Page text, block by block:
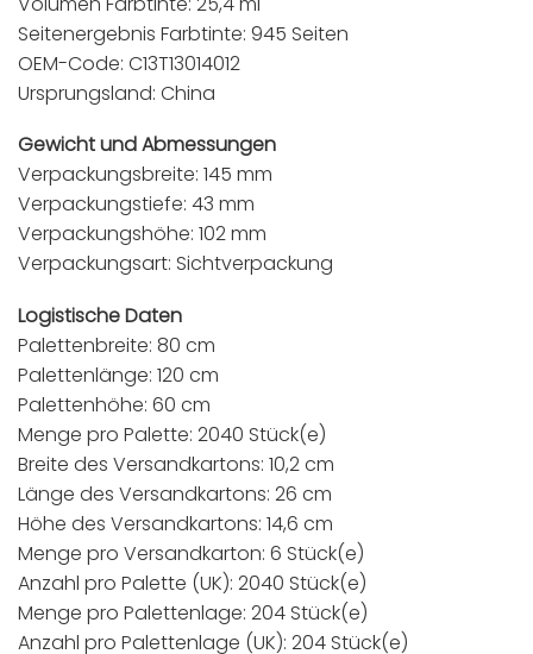
Seitenergebnis Farbtinte: 945 Seiten
OEM-Code: C13T13014012
Ursprungsland: China
Gewicht und Abmessungen
Verpackungsbreite: 145 mm
Verpackungstiefe: 43 mm
Verpackungshöhe: 102 mm
Verpackungsart: Sichtverpackung
Logistische Daten
Palettenbreite: 80 cm
Palettenlänge: 120 cm
Palettenhöhe: 60 cm
Menge pro Palette: 2040 Stück(e)
Breite des Versandkartons: 10,2 cm
Länge des Versandkartons: 26 cm
Höhe des Versandkartons: 14,6 cm
Menge pro Versandkarton: 6 Stück(e)
Anzahl pro Palette (UK): 2040 Stück(e)
Menge pro Palettenlage: 204 Stück(e)
Anzahl pro Palettenlage (UK): 204 Stück(e)